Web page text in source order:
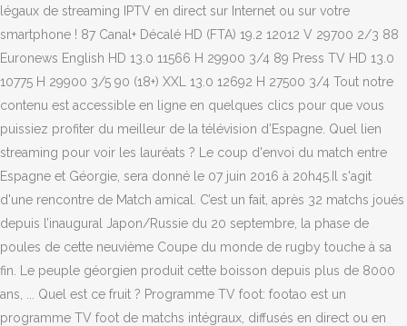
légaux de streaming IPTV en direct sur Internet ou sur votre
smartphone ! 87 Canal+ Décalé HD (FTA) 19.2 12012 V 29700 2/3 88
Euronews English HD 13.0 11566 H 29900 3/4 89 Press TV HD 13.0
10775 H 29900 3/5 90 (18+) XXL 13.0 12692 H 27500 3/4 Tout notre
contenu est accessible en ligne en quelques clics pour que vous
puissiez profiter du meilleur de la télévision d’Espagne. Quel lien
streaming pour voir les lauréats ? Le coup d'envoi du match entre
Espagne et Géorgie, sera donné le 07 juin 2016 à 20h45.Il s'agit
d'une rencontre de Match amical. C’est un fait, après 32 matchs joués
depuis l’inaugural Japon/Russie du 20 septembre, la phase de
poules de cette neuvième Coupe du monde de rugby touche à sa
fin. Le peuple géorgien produit cette boisson depuis plus de 8000
ans, ... Quel est ce fruit ? Programme TV foot: footao est un
programme TV foot de matchs intégraux, diffusés en direct ou en